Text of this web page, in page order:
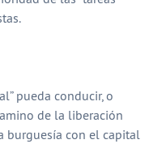
pueda conducir, o
de la liberación
burguesía con el capital